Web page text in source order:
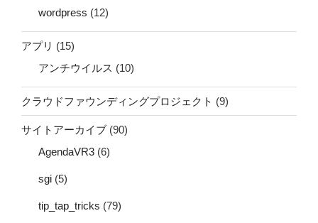
wordpress (12)
アプリ (15)
アンチウイルス (10)
クラウドファウンディングプロジェクト (9)
サイトアーカイブ (90)
AgendaVR3 (6)
sgi (5)
tip_tap_tricks (79)